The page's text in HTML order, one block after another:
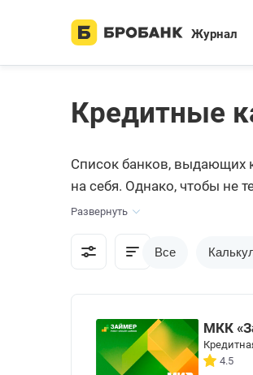
Журнал
Кредитные
Список банков, выдающих
на себя. Однако, чтобы не
Мы постарались собрать
Развернуть
Все
МКК
4.5